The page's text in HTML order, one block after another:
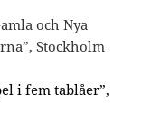
och Nya
Stockholm
i fem tablåer”,